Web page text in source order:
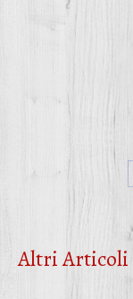
Altri Articoli